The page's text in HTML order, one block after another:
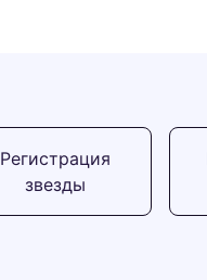
Регистрация
звезды